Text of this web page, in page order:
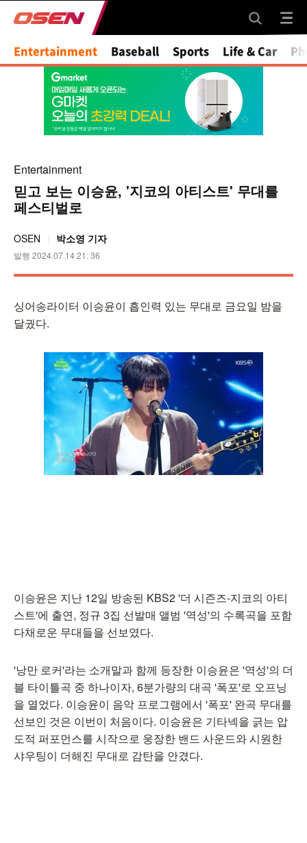
Entertainment Baseball Sports Life & Car
Entertainment
믿고 보는 이승윤, '지코의 아티스트' 무대를
페스티벌로
OSEN 박소영 기자
발행 2024.07.14 21: 36
싱어송라이터 이승윤이 흡인력 있는 무대로 금요일 밤을
달궜다.
이승윤은 지난 12일 방송된 KBS2 '더 시즌즈-지코의 아티
스트'에 출연, 정규 3집 선발매 앨범 '역성'의 수록곡을 포함
다채로운 무대들을 선보였다.
'낭만 로커'라는 소개말과 함께 등장한 이승윤은 '역성'의 더
블 타이틀곡 중 하나이자, 6분가량의 대곡 '폭포'로 오프닝
을 열었다. 이승윤이 음악 프로그램에서 '폭포' 완곡 무대를
선보인 것은 이번이 처음이다. 이승윤은 기타넥을 긁는 압
도적 퍼포먼스를 시작으로 웅장한 밴드 사운드와 시원한
샤우팅이 더해진 무대로 감탄을 안겼다.